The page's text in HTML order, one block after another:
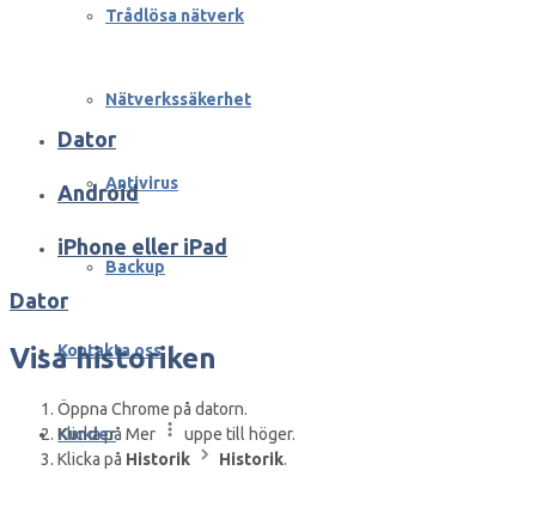
Trådlösa nätverk
Nätverkssäkerhet
Antivirus
Backup
Kontakta oss
Kunder
Dator
Android
iPhone eller iPad
Dator
Visa historiken
Öppna Chrome på datorn.
Klicka på Mer
uppe till höger.
Klicka på Historik Historik.